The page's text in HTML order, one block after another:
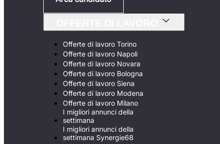
Offerte di lavoro Torino
Offerte di lavoro Napoli
Offerte di lavoro Novara
Offerte di lavoro Bologna
Offerte di lavoro Siena
Offerte di lavoro Modena
Offerte di lavoro Milano
I migliori annunci della
settimana
I migliori annunci della
settimana Synergie68